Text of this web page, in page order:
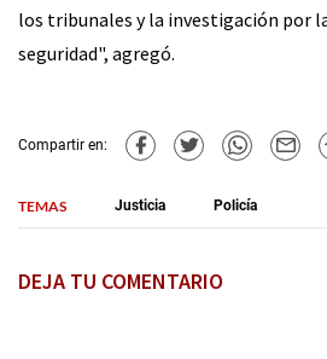
los tribunales y la investigación por
seguridad", agregó.
Compartir en:
TEMAS Justicia Policía
DEJA TU COMENTARIO